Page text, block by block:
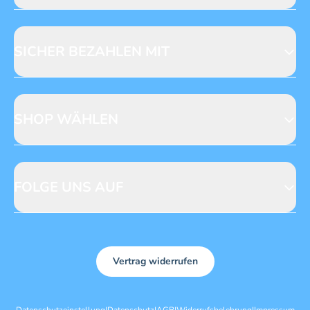
Jobs & Praktika
Licensing
CH DE
Vertrag widerrufen